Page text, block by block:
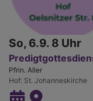
So, 6.9. 8 Uhr
Pfrin. Aller
Hof St. Johanneskirche